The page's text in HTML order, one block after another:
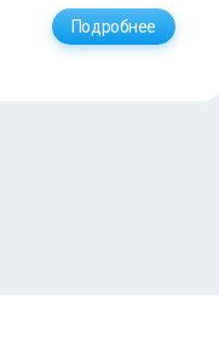
Подробнее